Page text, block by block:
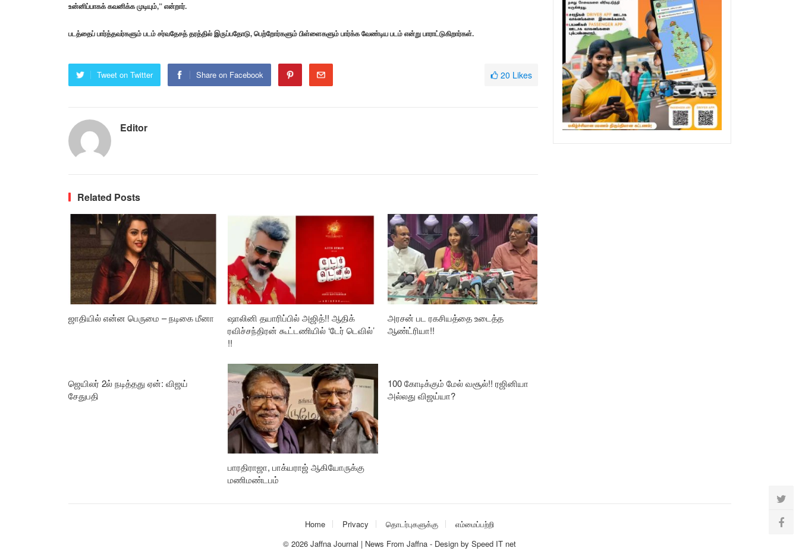
உன்னிப்பாகக் கவனிக்க முடியும்,” என்றார்.
படத்தைப் பார்த்தவர்களும் படம் சர்வதேசத் தரத்தில் இருப்பதோடு, பெற்றோர்களும் பிள்ளைகளும் பார்க்க வேண்டிய படம் என்று பாராட்டுகிறார்கள்.
Tweet on Twitter Share on Facebook 20 Likes
Editor
Related Posts
ஜாதியில் என்ன பெருமை – நடிகை மீனா
ஷாலினி தயாரிப்பில் அஜித்!! ஆதிக்
ரவிச்சந்திரன் கூட்டணியில் ‘டேர் டெவில்’
!!
அரசன் பட ரகசியத்தை உடைத்த
ஆண்ட்ரியா!!
ஜெயிலர் 2ல் நடித்தது ஏன்: விஜய்
சேதுபதி
பாரதிராஜா, பாக்யராஜ் ஆகியோருக்கு
மணிமண்டபம்
100 கோடிக்கும் மேல் வசூல்!! ரஜினியா
அல்லது விஜய்யா?
Home Privacy தொடர்புகளுக்கு
எம்மைப்பற்றி
© 2026 Jaffna Journal | News From Jaffna - Design by Speed IT net